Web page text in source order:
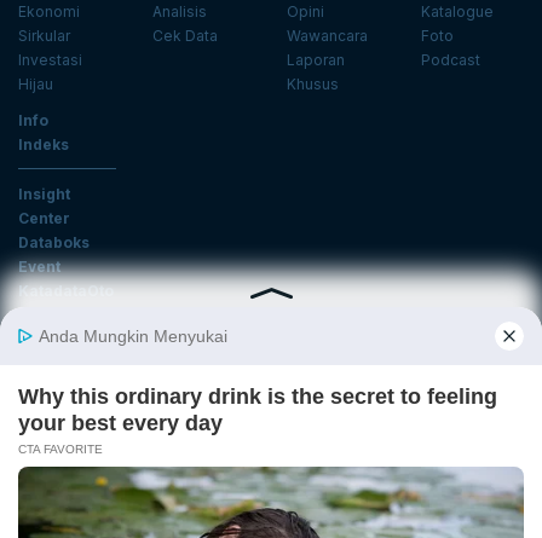
Ekonomi
Sirkular
Investasi
Hijau
Analisis
Cek Data
Opini
Wawancara
Laporan
Khusus
Katalogue
Foto
Podcast
Info
Indeks
Insight
Center
Databoks
Event
KatadataOto
Email
Daftar